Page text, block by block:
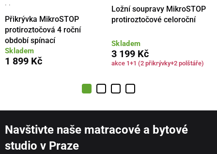
· ·
Přikrývka MikroSTOP
protiroztočová 4 roční
období spínací
Skladem
1 899 Kč
Ložní soupravy MikroSTOP
protiroztočové celoroční
Skladem
3 199 Kč
akce 1+1 (2 přikrývky+2 polštáře)
Navštivte naše matracové a bytové
studio v Praze